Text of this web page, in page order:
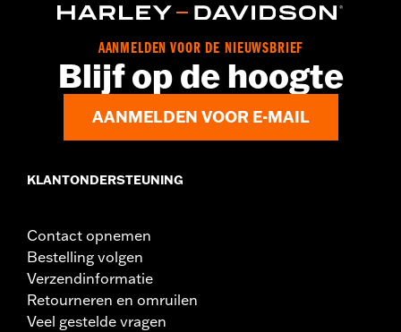
AANMELDEN VOOR DE NIEUWSBRIEF
Blijf op de hoogte
AANMELDEN VOOR E-MAIL
KLANTONDERSTEUNING
Contact opnemen
Bestelling volgen
Verzendinformatie
Retourneren en omruilen
Veel gestelde vragen